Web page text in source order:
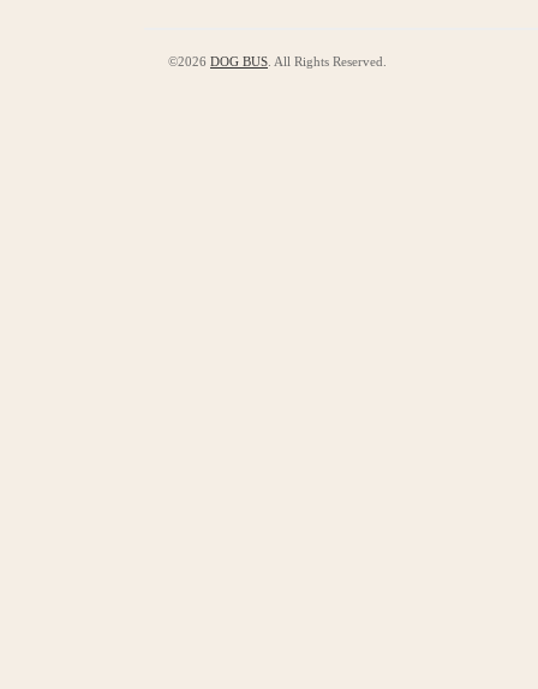
©2026 DOG BUS . All Rights Reserved.